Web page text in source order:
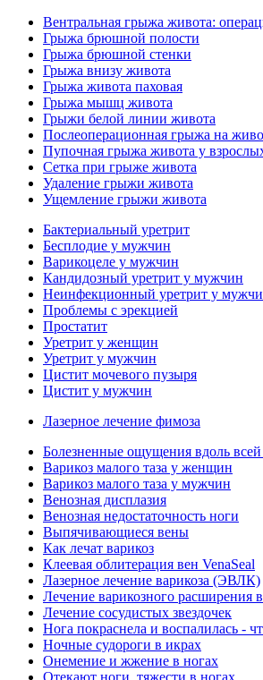
Вентральная грыжа живота:
Грыжа брюшной полости
Грыжа брюшной стенки
Грыжа внизу живота
Грыжа живота паховая
Грыжа мышц живота
Грыжи белой линии живота
Послеоперационная грыжа на
Пупочная грыжа живота у
Сетка при грыже живота
Удаление грыжи живота
Ущемление грыжи живота
Бактериальный уретрит
Бесплодие у мужчин
Варикоцеле у мужчин
Кандидозный уретрит у мужчин
Неинфекционный уретрит у
Проблемы с эрекцией
Простатит
Уретрит у женщин
Уретрит у мужчин
Цистит мочевого пузыря
Цистит у мужчин
Лазерное лечение фимоза
Болезненные ощущения вдоль
Варикоз малого таза у женщин
Варикоз малого таза у мужчин
Венозная дисплазия
Венозная недостаточность ноги
Выпячивающиеся вены
Как лечат варикоз
Клеевая облитерация вен VenaSeal
Лазерное лечение варикоза (ЭВЛК)
Лечение варикозного расширения
Лечение сосудистых звездочек
Нога покраснела и воспалилась -
Ночные судороги в икрах
Онемение и жжение в ногах
Отекают ноги, тяжести в ногах